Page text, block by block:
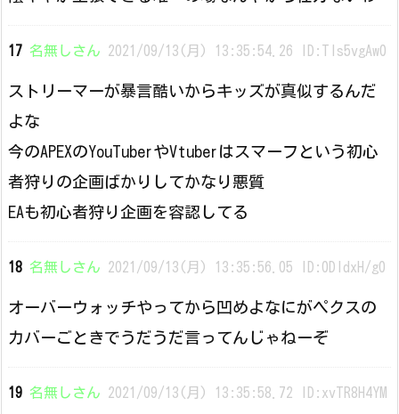
17 名無しさん 2021/09/13(月) 13:35:54.26 ID:Tls5vgAw0
ストリーマーが暴言酷いからキッズが真似するんだ
よな
今のAPEXのYouTuberやVtuberはスマーフという初心
者狩りの企画ばかりしてかなり悪質
EAも初心者狩り企画を容認してる
18 名無しさん 2021/09/13(月) 13:35:56.05 ID:0DldxH/g0
オーバーウォッチやってから凹めよなにがペクスの
カバーごときでうだうだ言ってんじゃねーぞ
19 名無しさん 2021/09/13(月) 13:35:58.72 ID:xvTR8H4YM